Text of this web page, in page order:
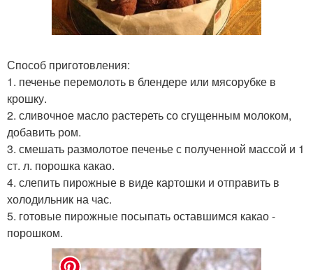
Способ приготовления:
1. печенье перемолоть в блендере или мясорубке в
крошку.
2. сливочное масло растереть со сгущенным молоком,
добавить ром.
3. смешать размолотое печенье с полученной массой и 1
ст. л. порошка какао.
4. слепить пирожные в виде картошки и отправить в
холодильник на час.
5. готовые пирожные посыпать оставшимся какао -
порошком.